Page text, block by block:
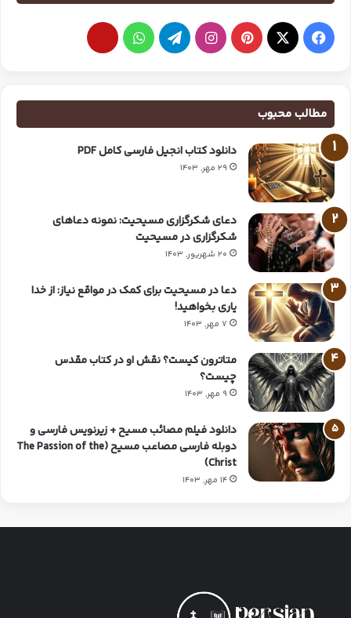
مطالب محبوب
دانلود کتاب انجیل فارسی کامل PDF
29 مهر, 1403
دعای شکرگزاری مسیحیت: نمونه دعاهای
شکرگزاری در مسیحیت
20 شهریور, 1403
دعا در مسیحیت برای کمک در مواقع نیاز: از خدا
یاری بخواهید!
7 مهر, 1403
متاترون کیست؟ نقش او در کتاب مقدس
چیست؟
9 مهر, 1403
دانلود فیلم مصائب مسیح + زیرنویس فارسی و
دوبله فارسی مصاعب مسیح (The Passion of the
Christ)
14 مهر, 1403